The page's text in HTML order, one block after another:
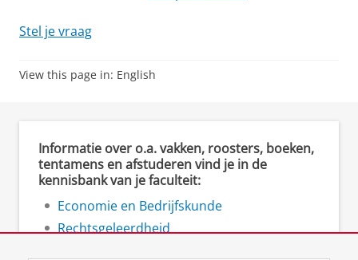
Stel je vraag
View this page in: English
Informatie over o.a. vakken, roosters, boeken,
tentamens en afstuderen vind je in de
kennisbank van je faculteit:
Economie en Bedrijfskunde
Rechtsgeleerdheid